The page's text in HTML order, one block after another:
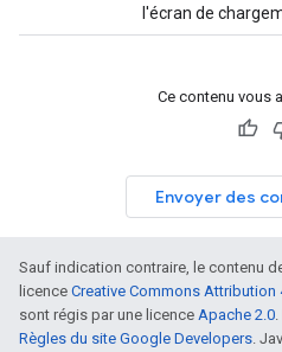
l'écran de
Ce contenu vous
Envoyer des
Sauf indication contraire, le contenu
licence Creative Commons Attribution
sont régis par une licence Apache 2.0
Règles du site Google Developers.